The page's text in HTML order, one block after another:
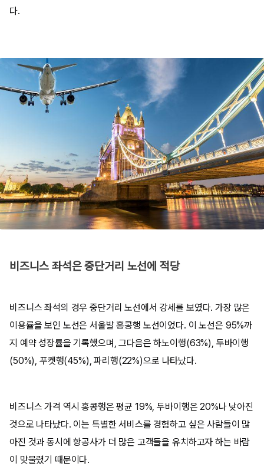
다.
비즈니스 좌석은 중단거리 노선에 적당
비즈니스 좌석의 경우 중단거리 노선에서 강세를 보였다. 가장 많은
이용률을 보인 노선은 서울발 홍콩행 노선이었다. 이 노선은 95%까
지 예약 성장률을 기록했으며, 그다음은 하노이행(63%), 두바이행
(50%), 푸켓행(45%), 파리행(22%)으로 나타났다.
비즈니스 가격 역시 홍콩행은 평균 19%, 두바이행은 20%나 낮아진
것으로 나타났다. 이는 특별한 서비스를 경험하고 싶은 사람들이 많
아진 것과 동시에 항공사가 더 많은 고객들을 유치하고자 하는 바람
이 맞물렸기 때문이다.